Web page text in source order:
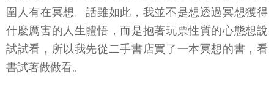
圍人有在冥想。話雖如此，我並不是想透過冥想獲得
什麼厲害的人生體悟，而是抱著玩票性質的心態想說
試試看，所以我先從二手書店買了一本冥想的書，看
書試著做做看。